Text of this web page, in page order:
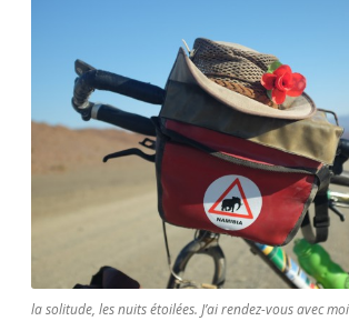
la solitude, les nuits étoilées. J’ai rendez-vous avec